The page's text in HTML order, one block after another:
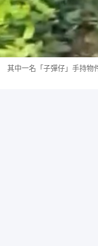
其中一名「子彈仔」手持物